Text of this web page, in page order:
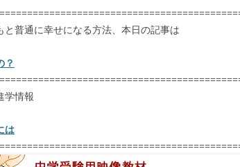
と普通に幸せになる方法、本日の記事は
？
学情報
は